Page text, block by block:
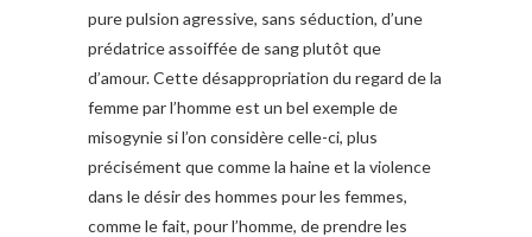
pure pulsion agressive, sans séduction, d’une
prédatrice assoiffée de sang plutôt que
d’amour. Cette désappropriation du regard de la
femme par l’homme est un bel exemple de
misogynie si l’on considère celle-ci, plus
précisément que comme la haine et la violence
dans le désir des hommes pour les femmes,
comme le fait, pour l’homme, de prendre les